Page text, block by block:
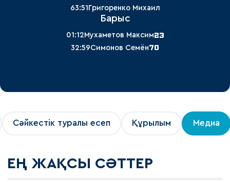
63:51 Григоренко Михаил
Барыс
01:12Мухаметов Максим23
32:59Симонов Семён70
Сәйкестік туралы есеп Құрылым Медиа
ЕҢ ЖАҚСЫ СӘТТЕР